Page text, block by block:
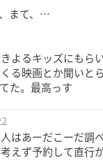
まて、…
よるキッズにもら
る映画とか聞いと
た。最高っす
はあーだこーだ調
えず予約して直行